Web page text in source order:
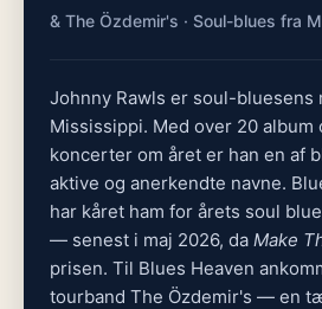
& The Özdemir's · Soul-blues fra
Johnny Rawls er soul-bluesens
Mississippi. Med over 20
koncerter om året er han en af
aktive og anerkendte navne.
har kåret ham for årets soul
— senest i maj 2026, da Make
prisen. Til Blues Heaven
tourband The Özdemir's — en